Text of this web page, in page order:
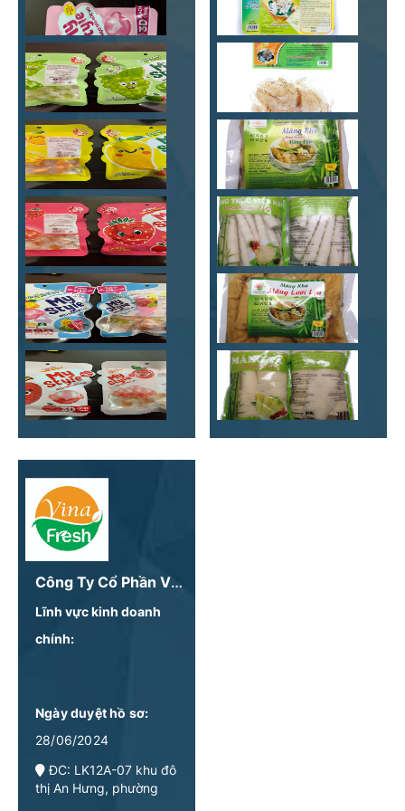
Công Ty Cổ Phần VinaFresh
Lĩnh vực kinh doanh
chính:
Ngày duyệt hồ sơ:
28/06/2024
ĐC: LK12A-07 khu đô
thị An Hưng, phường